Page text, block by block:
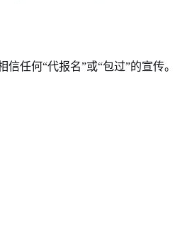
任何“代报名”或“包过”的宣传。